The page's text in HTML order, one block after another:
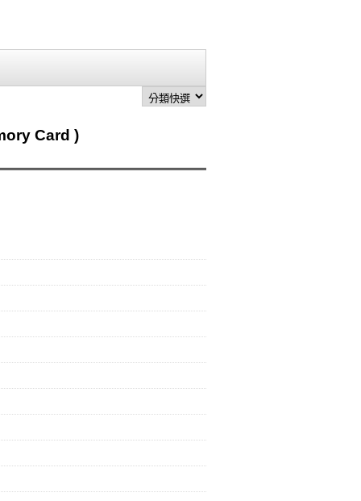
Card )